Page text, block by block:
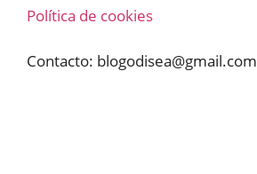
Política de cookies
Contacto: blogodisea@gmail.com